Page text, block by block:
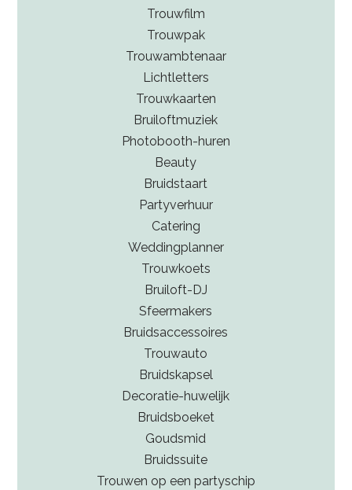
Trouwfilm
Trouwpak
Trouwambtenaar
Lichtletters
Trouwkaarten
Bruiloftmuziek
Photobooth-huren
Beauty
Bruidstaart
Partyverhuur
Catering
Weddingplanner
Trouwkoets
Bruiloft-DJ
Sfeermakers
Bruidsaccessoires
Trouwauto
Bruidskapsel
Decoratie-huwelijk
Bruidsboeket
Goudsmid
Bruidssuite
Trouwen op een partyschip